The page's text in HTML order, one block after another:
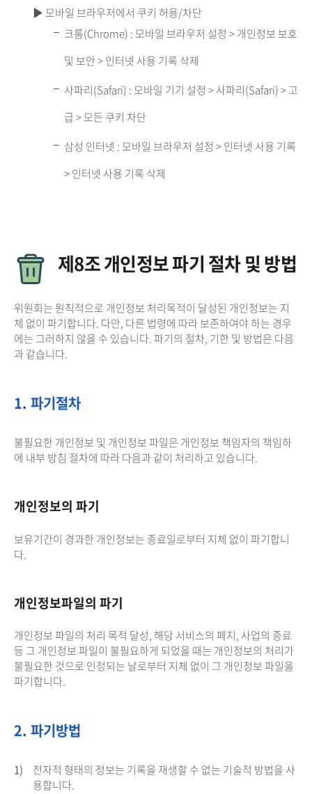
▶ 모바일 브라우저에서 쿠키 허용/차단
크롬(Chrome) : 모바일 브라우저 설정 > 개인정보 보호
및 보안 > 인터넷 사용 기록 삭제
사파리(Safari) : 모바일 기기 설정 > 사파리(Safari) > 고
급 > 모든 쿠키 차단
삼성 인터넷 : 모바일 브라우저 설정 > 인터넷 사용 기록
> 인터넷 사용 기록 삭제
제8조 개인정보 파기 절차 및 방법
위원회는 원칙적으로 개인정보 처리목적이 달성된 개인정보는 지
체 없이 파기합니다. 다만, 다른 법령에 따라 보존하여야 하는 경우
에는 그러하지 않을 수 있습니다. 파기의 절차, 기한 및 방법은 다음
과 같습니다.
1. 파기절차
불필요한 개인정보 및 개인정보 파일은 개인정보 책임자의 책임하
에 내부 방침 절차에 따라 다음과 같이 처리하고 있습니다.
개인정보의 파기
보유기간이 경과한 개인정보는 종료일로부터 지체 없이 파기합니
다.
개인정보파일의 파기
개인정보 파일의 처리 목적 달성, 해당 서비스의 폐지, 사업의 종료
등 그 개인정보 파일이 불필요하게 되었을 때는 개인정보의 처리가
불필요한 것으로 인정되는 날로부터 지체 없이 그 개인정보 파일을
파기합니다.
2. 파기방법
1)
전자적 형태의 정보는 기록을 재생할 수 없는 기술적 방법을 사
용합니다.